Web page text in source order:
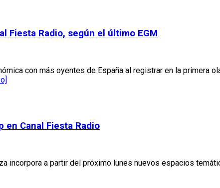
Fiesta Radio, según el último EGM
con más oyentes de España al registrar en la primera
en Canal Fiesta Radio
incorpora a partir del próximo lunes nuevos espacios